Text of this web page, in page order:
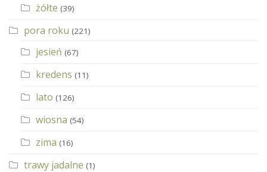
żółte (39)
pora roku (221)
jesień (67)
kredens (11)
lato (126)
wiosna (54)
zima (16)
trawy jadalne (1)